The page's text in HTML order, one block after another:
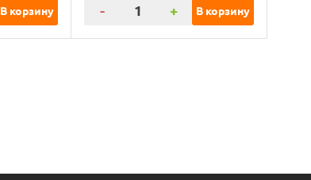
В корзину - + В корзину